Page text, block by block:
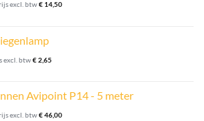
excl. btw€ 14,50
excl. btw€2,65
Avipoint P14 - 5 meter
excl. btw€46,00